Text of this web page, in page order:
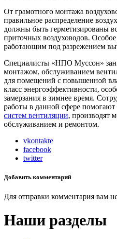
От грамотного монтажа
правильное распределение
должны быть герметизированы
приточных воздуховодов.
работающим под разрежением
Специалисты «НПО Муссон»
монтажом, обслуживанием
для помещений с повышенной
класс энергоэффективности,
замерзания в зимнее время.
работы в данной сфере
систем вентиляции, производят
обслуживанием и ремонтом.
vkontakte
facebook
twitter
Добавить комментарий
Для отправки комментария вам
Наши разделы